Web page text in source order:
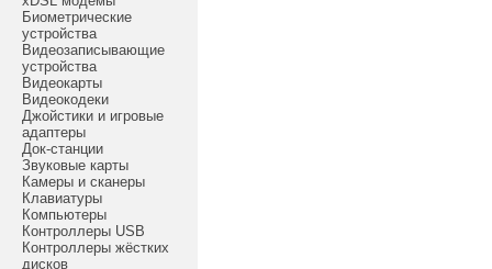
Биометрические
устройства
Видеозаписывающие
устройства
Видеокарты
Видеокодеки
Джойстики и игровые
адаптеры
Док-станции
Звуковые карты
Камеры и сканеры
Клавиатуры
Компьютеры
Контроллеры USB
Контроллеры жёстких
дисков